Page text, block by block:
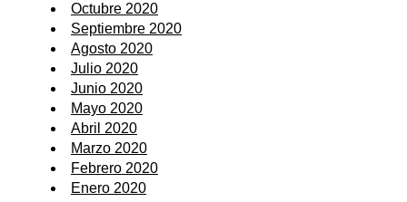
Octubre 2020
Septiembre 2020
Agosto 2020
Julio 2020
Junio 2020
Mayo 2020
Abril 2020
Marzo 2020
Febrero 2020
Enero 2020